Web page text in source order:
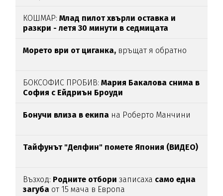
КОШМАР:Млад пилот хвърли оставка и
разкри - летя 30 минути в седмицата
Морето ври от циганка, връщат я обратно
БОКСОФИС ПРОБИВ:Мария Бакалова снима в
София с Ейдриън Броуди
Бонучи влиза в екипа на Роберто Манчини
Тайфунът "Делфин" помете Япония (ВИДЕО)
Възход: Родните отбори записаха само една
загуба от 15 мача в Европа